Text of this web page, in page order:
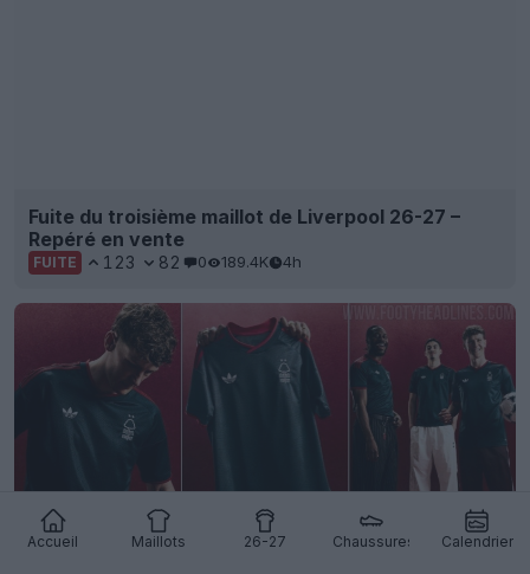
Accueil Maillots 26-27 Chaussures Calendrier
Fuite du troisième maillot de Liverpool 26-27 –
Repéré en vente
FUITE 123 82 0 189.4K 4h